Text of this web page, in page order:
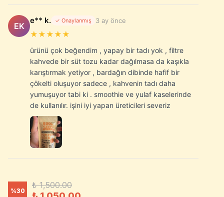
EK
e** k. ✓ Onaylanmış 3 ay önce
★★★★★
ürünü çok beğendim , yapay bir tadı yok , filtre
kahvede bir süt tozu kadar dağılmasa da kaşıkla
karıştırmak yetiyor , bardağın dibinde hafif bir
çökelti oluşuyor sadece , kahvenin tadı daha
yumuşuyor tabi ki . smoothie ve yulaf kaselerinde
de kullanılır. işini iyi yapan üreticileri severiz
%30
₺ 1,500.00